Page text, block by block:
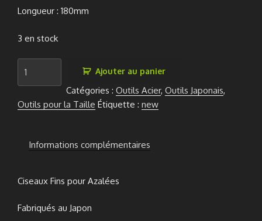
Longueur : 180mm
3 en stock
de
Satsuki
150mm
Ajouter au panier
Catégories : Outils Acier, Outils Japonais,
Outils pour la Taille Étiquette : new
Informations complémentaires
Ciseaux Fins pour Azalées
Fabriqués au Japon